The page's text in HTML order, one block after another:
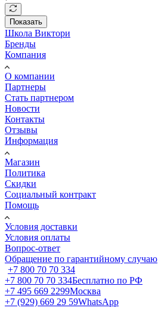
Показать
Школа Виктори
Бренды
Компания
О компании
Партнеры
Стать партнером
Новости
Контакты
Отзывы
Информация
Магазин
Политика
Скидки
Социальный контракт
Помощь
Условия доставки
Условия оплаты
Вопрос-ответ
Обращение по гарантийному случаю
+7 800 70 70 334
+7 800 70 70 334Бесплатно по РФ
+7 495 669 2299Москва
+7 (929) 669 29 59WhatsApp